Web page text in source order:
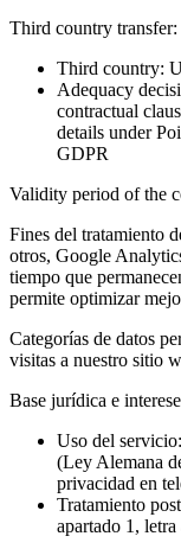
Third country transfer:
Third country:
Adequacy
contractual
details under
GDPR
Validity period of the
Fines del tratamiento
otros, Google
tiempo que
permite optimizar
Categorías de datos
visitas a nuestro sitio
Base jurídica e
Uso del
(Ley Alemana
privacidad en
Tratamiento
apartado 1,